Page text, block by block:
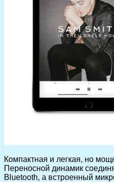
Компактная и легкая, но
Переносной динамик
Bluetooth, а встроенный